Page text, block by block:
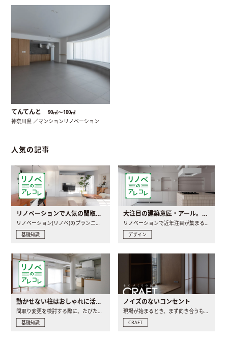
てんてんと 90㎡〜100㎡
神奈川県 ／マンションリノベーション
人気の記事
リノベーションで人気の間取りとは？トレンドの間取りと実例を徹底解説
リノベーション(リノベ)のプランニングで一番最初に決めるのは..
基礎知識
大注目の建築意匠・アール。人気の理由と空間に取り入れるポイント
リノベーションで近年注目が集まる建築意匠の一つであるアール..
デザイン
動かせない柱はおしゃれに活用！柱を魅せるリノベーション(リノベ)4選
間取り変更を検討する際に、たびたび皆さんの頭を悩ませる動か..
基礎知識
ノイズのないコンセント
現場が始まるとき、まず向き合うものの一つがコンセントです..
CRAFT